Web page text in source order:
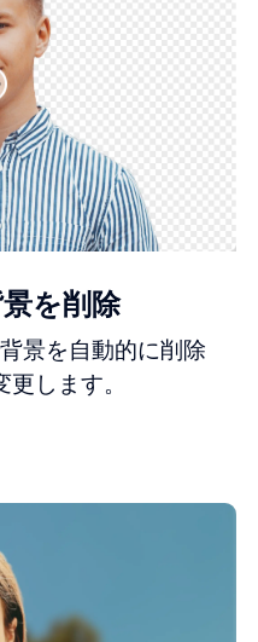
を削除
景を自動的に削除
します。